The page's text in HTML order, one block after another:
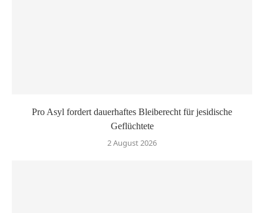
Pro Asyl fordert dauerhaftes Bleiberecht für jesidische
Geflüchtete
2 August 2026